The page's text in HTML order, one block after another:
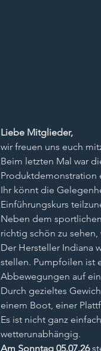
Liebe Mitglieder,
wir freuen uns euch
Beim letzten Mal war
Produktdemonstration
Ihr könnt die
Einführungskurs
Neben dem
richtig schön zu
Der Hersteller Indiana
stellen. Pumpfoilen ist
Abbewegungen auf
Durch gezieltes
einem Boot, einer
Es ist nicht ganz
wetterunabhängig.
Am Sonntag 05.07.26